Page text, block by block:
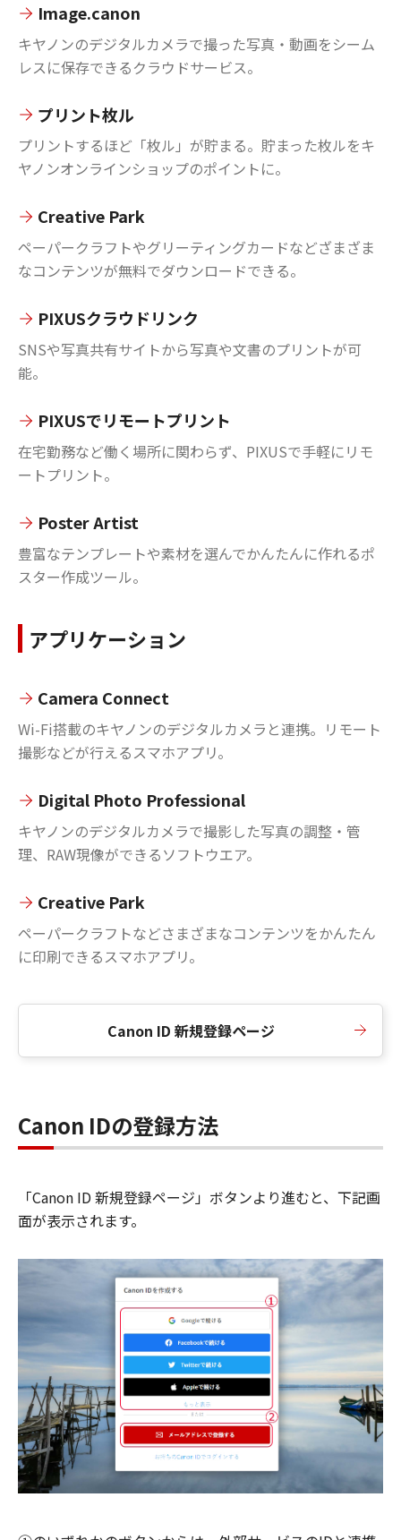
Image.canon
キヤノンのデジタルカメラで撮った写真・動画をシーム
レスに保存できるクラウドサービス。
プリント枚ル
プリントするほど「枚ル」が貯まる。貯まった枚ルをキ
ヤノンオンラインショップのポイントに。
Creative Park
ペーパークラフトやグリーティングカードなどざまざま
なコンテンツが無料でダウンロードできる。
PIXUSクラウドリンク
SNSや写真共有サイトから写真や文書のプリントが可
能。
PIXUSでリモートプリント
在宅勤務など働く場所に関わらず、PIXUSで手軽にリモ
ートプリント。
Poster Artist
豊富なテンプレートや素材を選んでかんたんに作れるポ
スター作成ツール。
アプリケーション
Camera Connect
Wi-Fi搭載のキヤノンのデジタルカメラと連携。リモート
撮影などが行えるスマホアプリ。
Digital Photo Professional
キヤノンのデジタルカメラで撮影した写真の調整・管
理、RAW現像ができるソフトウエア。
Creative Park
ペーパークラフトなどさまざまなコンテンツをかんたん
に印刷できるスマホアプリ。
Canon ID 新規登録ページ
Canon IDの登録方法
「Canon ID 新規登録ページ」ボタンより進むと、下記画
面が表示されます。